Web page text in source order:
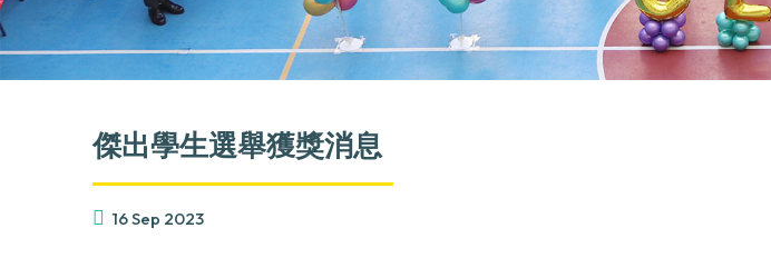
傑出學生選舉獲獎消息
16 Sep 2023